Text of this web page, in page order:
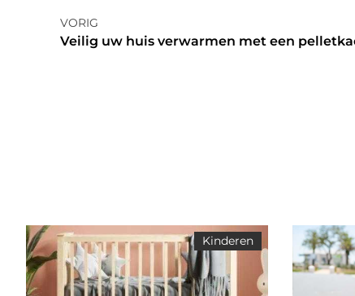
VORIG
Veilig uw huis verwarmen met een
Kinderen